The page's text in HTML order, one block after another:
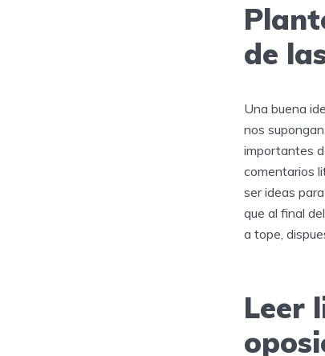
de
Una buena
nos
importantes
comentarios
ser ideas
que al final
a tope,
Leer